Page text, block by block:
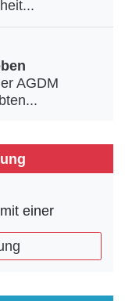
AGDM
einer